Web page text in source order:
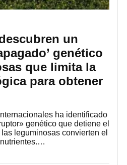
un
genético
que limita la
para obtener
ha identificado
genético que detiene el
leguminosas convierten el